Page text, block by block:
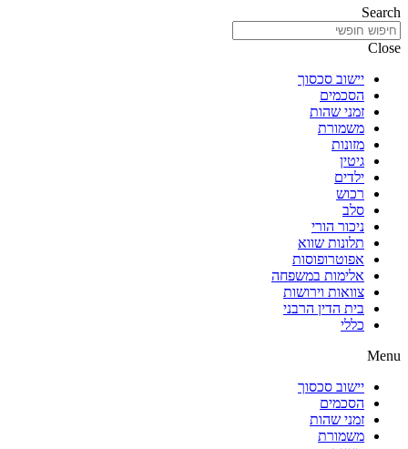
Search
Close
יישוב סכסוך
הסכמים
זמני שהות
משמורת
מזונות
גיטין
ילדים
רכוש
סלב
ניכור הורי
תלונות שווא
אפוטרופוסות
אלימות במשפחה
צוואות וירושות
בית הדין הרבני
כללי
Menu
יישוב סכסוך
הסכמים
זמני שהות
משמורת